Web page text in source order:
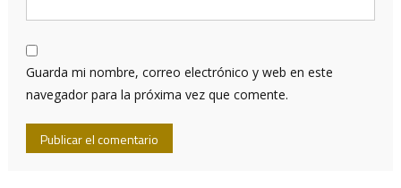
Guarda mi nombre, correo electrónico y web en este
navegador para la próxima vez que comente.